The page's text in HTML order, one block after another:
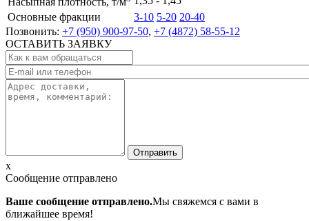
Основные фракции
3-10 5-20 20-40
Позвонить: +7 (950) 900-97-50, +7 (4872) 58-55-12
ОСТАВИТЬ ЗАЯВКУ
x
Сообщение отправлено
Ваше сообщение отправлено.Мы свяжемся с вами в
ближайшее время!